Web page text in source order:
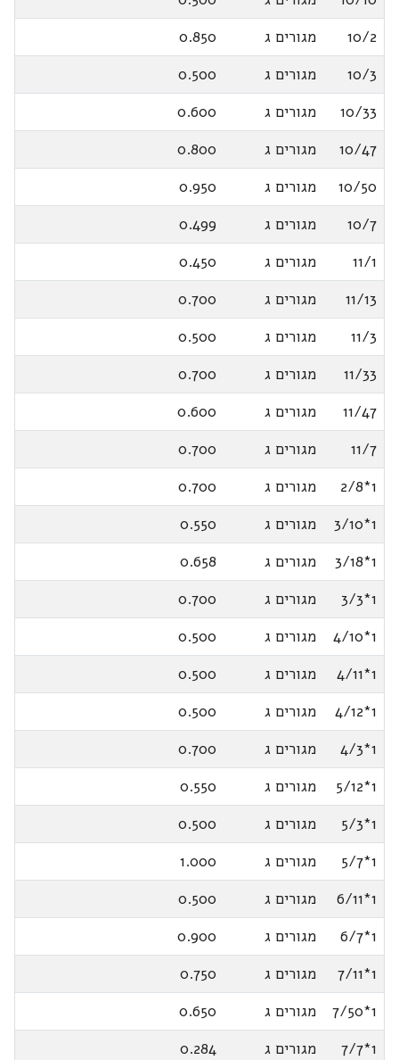
10/2
מגורים ג
0.850
10/3
מגורים ג
0.500
10/33
מגורים ג
0.600
10/47
מגורים ג
0.800
10/50
מגורים ג
0.950
10/7
מגורים ג
0.499
11/1
מגורים ג
0.450
11/13
מגורים ג
0.700
11/3
מגורים ג
0.500
11/33
מגורים ג
0.700
11/47
מגורים ג
0.600
11/7
מגורים ג
0.700
1*2/8
מגורים ג
0.700
1*3/10
מגורים ג
0.550
1*3/18
מגורים ג
0.658
1*3/3
מגורים ג
0.700
1*4/10
מגורים ג
0.500
1*4/11
מגורים ג
0.500
1*4/12
מגורים ג
0.500
1*4/3
מגורים ג
0.700
1*5/12
מגורים ג
0.550
1*5/3
מגורים ג
0.500
1*5/7
מגורים ג
1.000
1*6/11
מגורים ג
0.500
1*6/7
מגורים ג
0.900
1*7/11
מגורים ג
0.750
1*7/50
מגורים ג
0.650
1*7/7
מגורים ג
0.284